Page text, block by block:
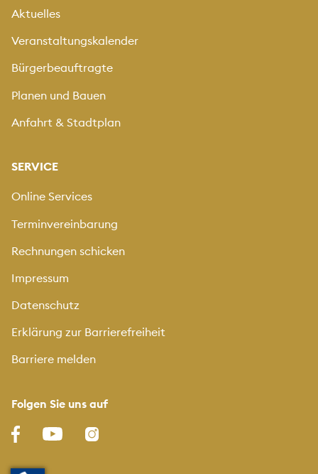
Aktuelles
Veranstaltungskalender
Bürgerbeauftragte
Planen und Bauen
Anfahrt & Stadtplan
SERVICE
Online Services
Terminvereinbarung
Rechnungen schicken
Impressum
Datenschutz
Erklärung zur Barrierefreiheit
Barriere melden
Folgen Sie uns auf